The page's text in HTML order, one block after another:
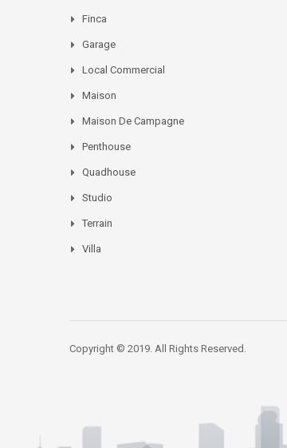
Finca
Garage
Local Commercial
Maison
Maison De Campagne
Penthouse
Quadhouse
Studio
Terrain
Villa
Copyright © 2019. All Rights Reserved.